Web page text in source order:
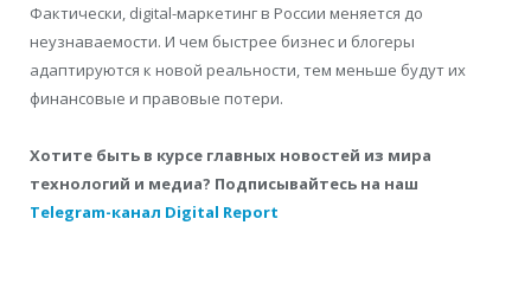
Фактически, digital-маркетинг в России меняется до
неузнаваемости. И чем быстрее бизнес и блогеры
адаптируются к новой реальности, тем меньше будут их
финансовые и правовые потери.
Хотите быть в курсе главных новостей из мира
технологий и медиа? Подписывайтесь на наш
Telegram-канал Digital Report